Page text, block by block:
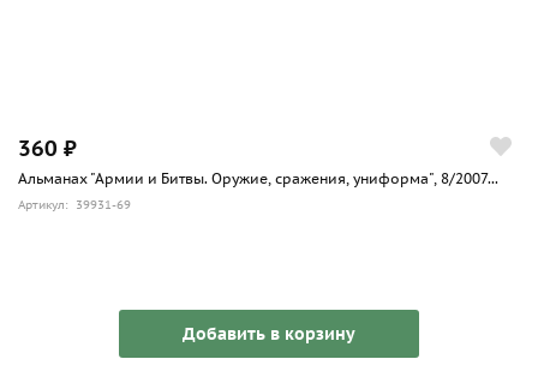
360 ₽
Альманах "Армии и Битвы. Оружие, сражения, униформа", 8/2007...
Артикул: 39931-69
Добавить в корзину